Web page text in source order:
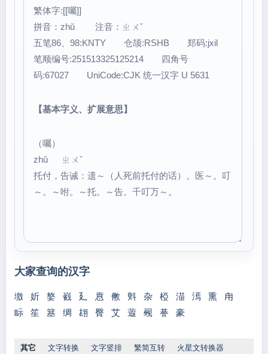
繁体字:[[囑]]
拼音：zhǔ 注音：ㄓㄨˇ
五笔86、98:KNTY 仓颉:RSHB 郑码:jxil
笔顺编号:251513325125214 四角号
码:67027 UniCode:CJK 统一汉字 U 5631
【基本字义、扩展意思】
（囑）
zhǔ ㄓㄨˇ
托付，告诫：遗～（人死前托付的话）。医～。叮
～。～咐。～托。～告。千叮万～。
大家查询的汉字
墽 妡 嫯 巀 廴 慐 敒 斞 杂 椏 渵 漹 熏
甪
眎
笙 簊 绸 翃 臀 艾 蕸 觋 諅 豪
其它 文字转换 文字竖排 繁简互转 火星文转换器